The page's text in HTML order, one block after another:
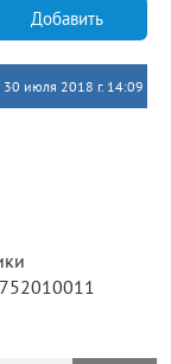
Добавить
30 июля 2018 г. 14:09